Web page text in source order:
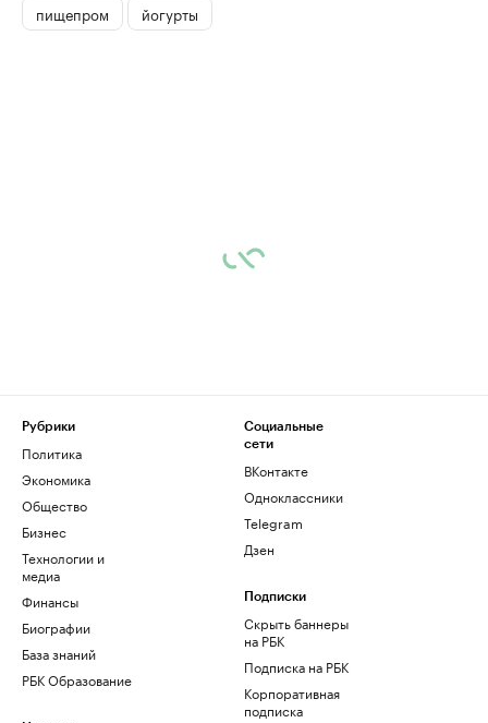
пищепром
йогурты
Рубрики
Политика
Экономика
Общество
Бизнес
Технологии и
медиа
Финансы
Биографии
База знаний
РБК Образование
Социальные
сети
ВКонтакте
Одноклассники
Telegram
Дзен
Подписки
Скрыть баннеры
на РБК
Подписка на РБК
Корпоративная
подписка